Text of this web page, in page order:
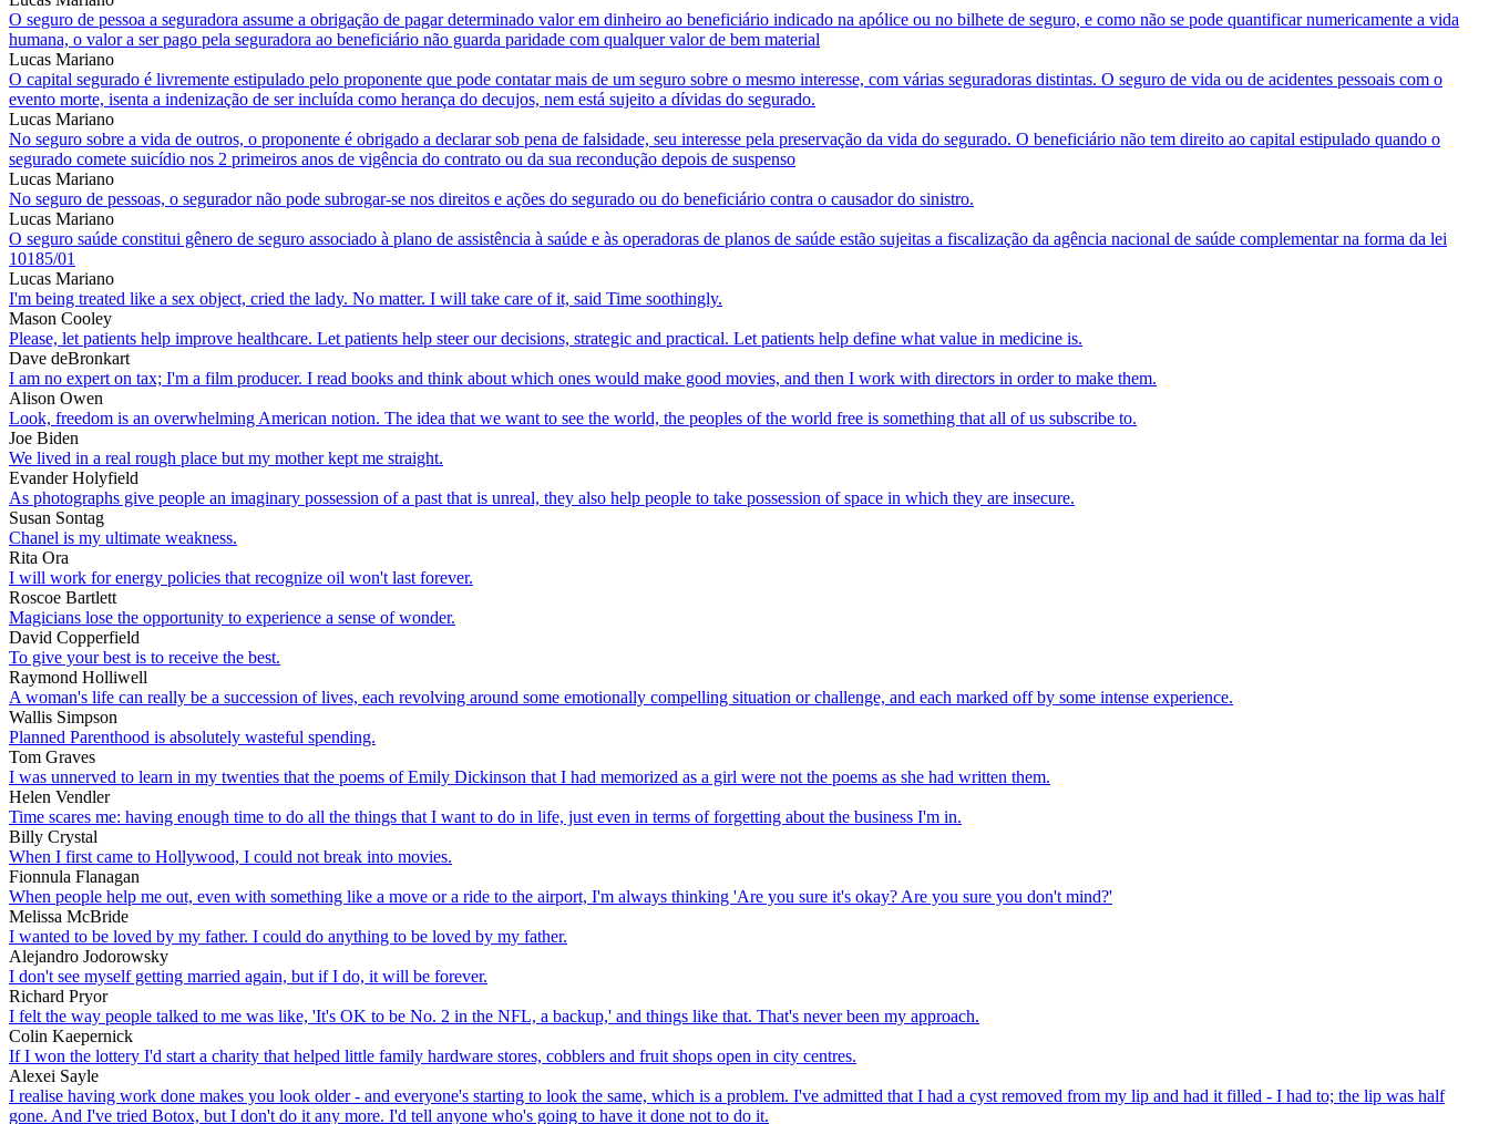
O seguro de pessoa a seguradora assume a obrigação de pagar determinado valor em dinheiro ao beneficiário indicado na apólice ou no bilhete de seguro, e como não se pode quantificar numericamente a vida
humana, o valor a ser pago pela seguradora ao beneficiário não guarda paridade com qualquer valor de bem material
Lucas Mariano
O capital segurado é livremente estipulado pelo proponente que pode contatar mais de um seguro sobre o mesmo interesse, com várias seguradoras distintas. O seguro de vida ou de acidentes pessoais com o
evento morte, isenta a indenização de ser incluída como herança do decujos, nem está sujeito a dívidas do segurado.
Lucas Mariano
No seguro sobre a vida de outros, o proponente é obrigado a declarar sob pena de falsidade, seu interesse pela preservação da vida do segurado. O beneficiário não tem direito ao capital estipulado quando o
segurado comete suicídio nos 2 primeiros anos de vigência do contrato ou da sua recondução depois de suspenso
Lucas Mariano
No seguro de pessoas, o segurador não pode subrogar-se nos direitos e ações do segurado ou do beneficiário contra o causador do sinistro.
Lucas Mariano
O seguro saúde constitui gênero de seguro associado à plano de assistência à saúde e às operadoras de planos de saúde estão sujeitas a fiscalização da agência nacional de saúde complementar na forma da lei
10185/01
Lucas Mariano
I'm being treated like a sex object, cried the lady. No matter. I will take care of it, said Time soothingly.
Mason Cooley
Please, let patients help improve healthcare. Let patients help steer our decisions, strategic and practical. Let patients help define what value in medicine is.
Dave deBronkart
I am no expert on tax; I'm a film producer. I read books and think about which ones would make good movies, and then I work with directors in order to make them.
Alison Owen
Look, freedom is an overwhelming American notion. The idea that we want to see the world, the peoples of the world free is something that all of us subscribe to.
Joe Biden
We lived in a real rough place but my mother kept me straight.
Evander Holyfield
As photographs give people an imaginary possession of a past that is unreal, they also help people to take possession of space in which they are insecure.
Susan Sontag
Chanel is my ultimate weakness.
Rita Ora
I will work for energy policies that recognize oil won't last forever.
Roscoe Bartlett
Magicians lose the opportunity to experience a sense of wonder.
David Copperfield
To give your best is to receive the best.
Raymond Holliwell
A woman's life can really be a succession of lives, each revolving around some emotionally compelling situation or challenge, and each marked off by some intense experience.
Wallis Simpson
Planned Parenthood is absolutely wasteful spending.
Tom Graves
I was unnerved to learn in my twenties that the poems of Emily Dickinson that I had memorized as a girl were not the poems as she had written them.
Helen Vendler
Time scares me: having enough time to do all the things that I want to do in life, just even in terms of forgetting about the business I'm in.
Billy Crystal
When I first came to Hollywood, I could not break into movies.
Fionnula Flanagan
When people help me out, even with something like a move or a ride to the airport, I'm always thinking 'Are you sure it's okay? Are you sure you don't mind?'
Melissa McBride
I wanted to be loved by my father. I could do anything to be loved by my father.
Alejandro Jodorowsky
I don't see myself getting married again, but if I do, it will be forever.
Richard Pryor
I felt the way people talked to me was like, 'It's OK to be No. 2 in the NFL, a backup,' and things like that. That's never been my approach.
Colin Kaepernick
If I won the lottery I'd start a charity that helped little family hardware stores, cobblers and fruit shops open in city centres.
Alexei Sayle
I realise having work done makes you look older - and everyone's starting to look the same, which is a problem. I've admitted that I had a cyst removed from my lip and had it filled - I had to; the lip was half
gone. And I've tried Botox, but I don't do it any more. I'd tell anyone who's going to have it done not to do it.